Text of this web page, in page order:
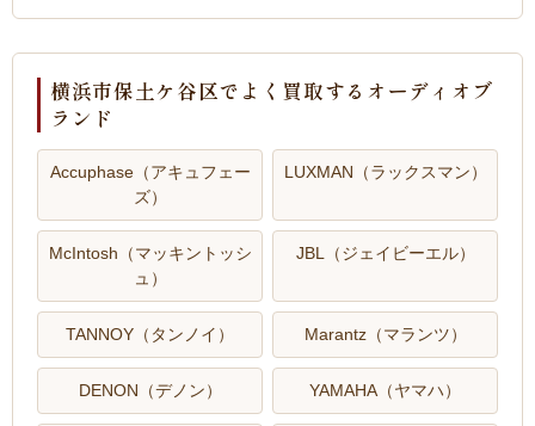
横浜市保土ケ谷区でよく買取するオーディオブ
ランド
Accuphase（アキュフェー
ズ）
LUXMAN（ラックスマン）
McIntosh（マッキントッシ
ュ）
JBL（ジェイビーエル）
TANNOY（タンノイ） Marantz（マランツ）
DENON（デノン） YAMAHA（ヤマハ）